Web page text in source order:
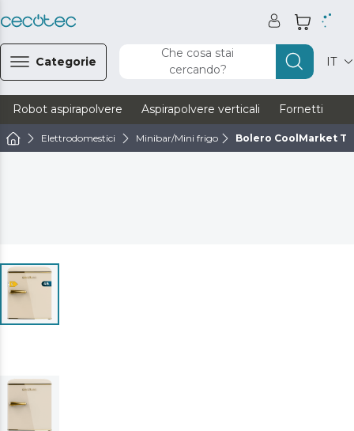
Categorie
Che cosa stai
cercando?
IT
Robot aspirapolvere Aspirapolvere verticali Fornetti
Elettrodomestici Minibar/Mini frigo Bolero CoolMarket